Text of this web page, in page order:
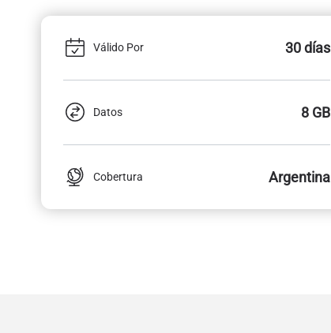
Válido Por 30 días
Datos 8 GB
Cobertura Argentina